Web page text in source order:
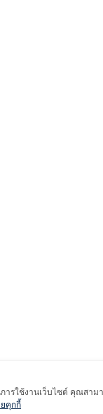
ารใช้งานเว็บไซต์ คุณสาม
คุกกี้